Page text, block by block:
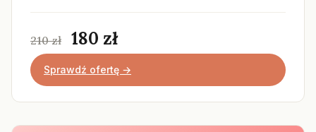
210 zł 180 zł
Sprawdź ofertę →